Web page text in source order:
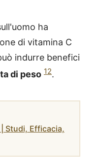
ha
di vitamina C
indurre benefici
di peso 12.
Studi, Efficacia,